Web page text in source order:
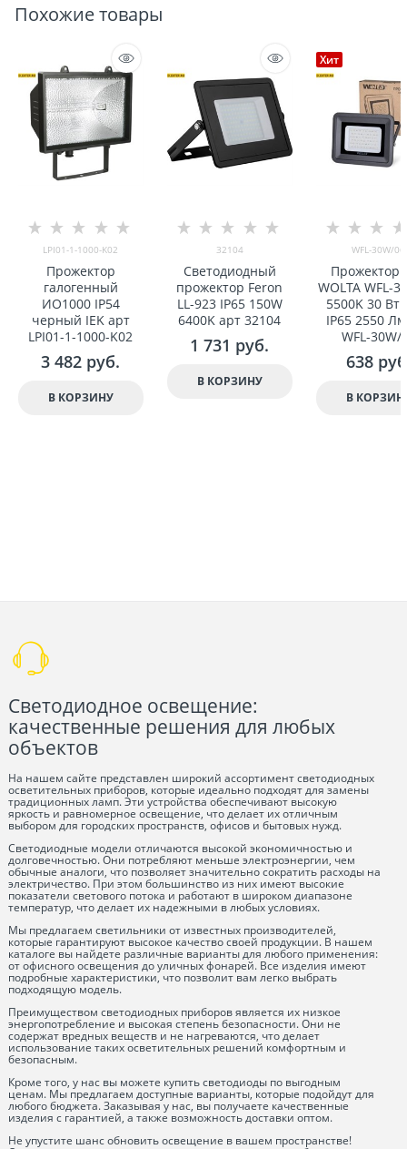
Похожие товары
LPI01-1-1000-K02
Прожектор
галогенный
ИО1000 IP54
черный IEK арт
LPI01-1-1000-K02
3 482 руб.
В КОРЗИНУ
32104
Светодиодный
прожектор Feron
LL-923 IP65 150W
6400K арт 32104
1 731 руб.
В КОРЗИНУ
Хит
WFL-30W/06
Прожектор
WOLTA WFL-
5500K 30 Вт
IP65 2550
WFL-30W/
638
В
Светодиодное освещение:
качественные решения для любых
объектов
На нашем сайте представлен широкий ассортимент светодиодных
осветительных приборов, которые идеально подходят для замены
традиционных ламп. Эти устройства обеспечивают высокую
яркость и равномерное освещение, что делает их отличным
выбором для городских пространств, офисов и бытовых нужд.
Светодиодные модели отличаются высокой экономичностью и
долговечностью. Они потребляют меньше электроэнергии, чем
обычные аналоги, что позволяет значительно сократить расходы на
электричество. При этом большинство из них имеют высокие
показатели светового потока и работают в широком диапазоне
температур, что делает их надежными в любых условиях.
Мы предлагаем светильники от известных производителей,
которые гарантируют высокое качество своей продукции. В нашем
каталоге вы найдете различные варианты для любого применения:
от офисного освещения до уличных фонарей. Все изделия имеют
подробные характеристики, что позволит вам легко выбрать
подходящую модель.
Преимуществом светодиодных приборов является их низкое
энергопотребление и высокая степень безопасности. Они не
содержат вредных веществ и не нагреваются, что делает
использование таких осветительных решений комфортным и
безопасным.
Кроме того, у нас вы можете купить светодиоды по выгодным
ценам. Мы предлагаем доступные варианты, которые подойдут для
любого бюджета. Заказывая у нас, вы получаете качественные
изделия с гарантией, а также возможность доставки оптом.
Не упустите шанс обновить освещение в вашем пространстве!